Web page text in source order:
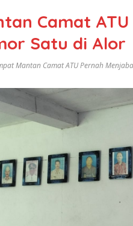
Camat
Satu di Alor
Mantan Camat ATU Pernah